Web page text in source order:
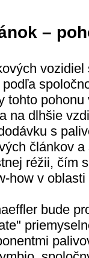
–
tohto
na dlhšie
s
článkov
réžii, čím
how v
bude